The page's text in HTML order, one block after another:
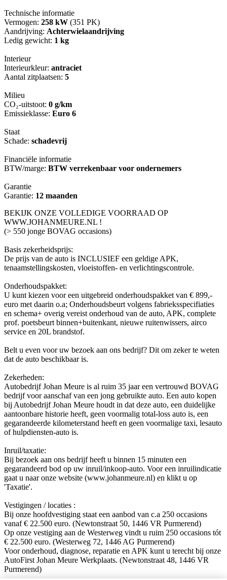
Technische informatie
Vermogen: 258 kW (351 PK)
Aandrijving: Achterwielaandrijving
Ledig gewicht: 1 kg
Interieur
Interieurkleur: antraciet
Aantal zitplaatsen: 5
Milieu
CO₂-uitstoot: 0 g/km
Emissieklasse: Euro 6
Staat
Schade: schadevrij
Financiële informatie
BTW/marge: BTW verrekenbaar voor ondernemers
Garantie
Garantie: 12 maanden
BEKIJK ONZE VOLLEDIGE VOORRAAD OP
WWW.JOHANMEURE.NL !
(> 550 jonge BOVAG occasions)
Basis zekerheidsprijs:
De prijs van de auto is INCLUSIEF een geldige APK,
tenaamstellingskosten, vloeistoffen- en verlichtingscontrole.
Onderhoudspakket:
U kunt kiezen voor een uitgebreid onderhoudspakket van € 899,-
euro met daarin o.a; Onderhoudsbeurt volgens fabrieksspecifiaties
en schema+ overig vereist onderhoud van de auto, APK, complete
prof. poetsbeurt binnen+buitenkant, nieuwe ruitenwissers, airco
service en 20L brandstof.
Belt u even voor uw bezoek aan ons bedrijf? Dit om zeker te weten
dat de auto beschikbaar is.
Zekerheden:
Autobedrijf Johan Meure is al ruim 35 jaar een vertrouwd BOVAG
bedrijf voor aanschaf van een jong gebruikte auto. Een auto kopen
bij Autobedrijf Johan Meure houdt in dat deze auto, een duidelijke
aantoonbare historie heeft, geen voormalig total-loss auto is, een
gegarandeerde kilometerstand heeft en geen voormalige taxi, lesauto
of hulpdiensten-auto is.
Inruil/taxatie:
Bij bezoek aan ons bedrijf heeft u binnen 15 minuten een
gegarandeerd bod op uw inruil/inkoop-auto. Voor een inruilindicatie
gaat u naar onze website (www.johanmeure.nl) en klikt u op
'Taxatie'.
Vestigingen / locaties :
Bij onze hoofdvestiging staat een aanbod van c.a 250 occasions
vanaf € 22.500 euro. (Newtonstraat 50, 1446 VR Purmerend)
Op onze vestiging aan de Westerweg vindt u ruim 250 occasions tót
€ 22.500 euro. (Westerweg 72, 1446 AG Purmerend)
Voor onderhoud, diagnose, reparatie en APK kunt u terecht bij onze
AutoFirst Johan Meure Werkplaats. (Newtonstraat 48, 1446 VR
Purmerend)